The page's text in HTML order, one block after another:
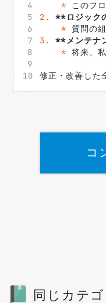
* このフ
2.
**ロジック
* 質問の
3.
**メンテナ
* 将来、
修正・改善した
コ
同じカテ